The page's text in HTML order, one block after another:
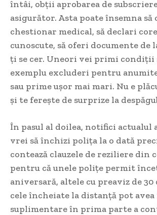
întâi, obții aprobarea de
asigurător. Asta poate însemna să
chestionar medical, să declari
cunoscute, să oferi documente de
ți se cer. Uneori vei primi condiții
exemplu excluderi pentru
sau prime ușor mai mari. Nu e
și te ferește de surprize la
În pasul al doilea, notifici actualul
vrei să închizi polița la o dată
contează clauzele de reziliere din
pentru că unele polițe permit
aniversară, altele cu preaviz de 30
cele încheiate la distanță pot
suplimentare în prima parte a